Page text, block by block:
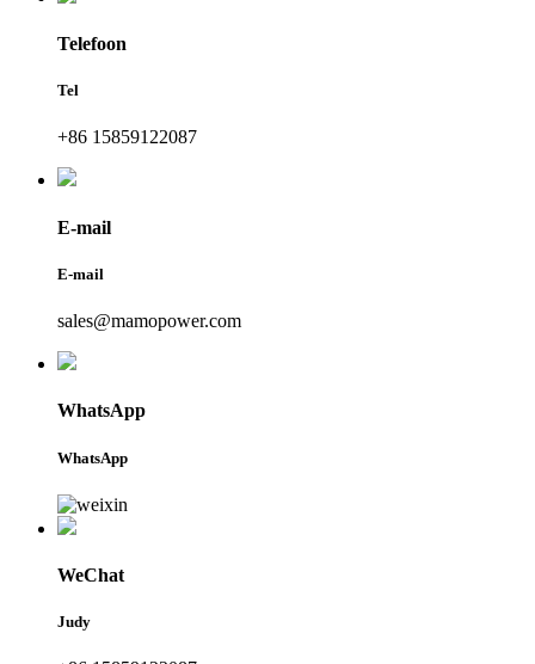
Telefoon
Tel
+86 15859122087
E-mail
E-mail
sales@mamopower.com
WhatsApp
WhatsApp
WeChat
Judy